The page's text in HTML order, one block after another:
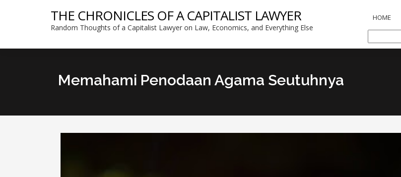
THE CHRONICLES OF A CAPITALIST LAWYER
Random Thoughts of a Capitalist Lawyer on Law, Economics, and Everything Else
HOME
Memahami Penodaan Agama Seutuhnya